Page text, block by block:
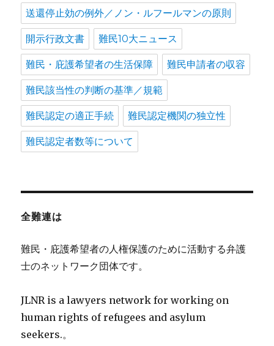
送還停止効の例外／ノン・ルフールマンの原則
開示行政文書 難民10大ニュース
難民・庇護希望者の生活保障 難民申請者の収容
難民該当性の判断の基準／規範
難民認定の適正手続 難民認定機関の独立性
難民認定者数等について
全難連は
難民・庇護希望者の人権保護のために活動する弁護
士のネットワーク団体です。
JLNR is a lawyers network for working on
human rights of refugees and asylum
seekers.。